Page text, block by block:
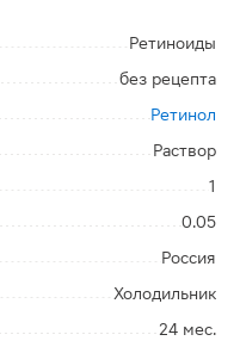
Ретиноиды
без рецепта
Ретинол
Раствор
1
0.05
Россия
Холодильник
24 мес.